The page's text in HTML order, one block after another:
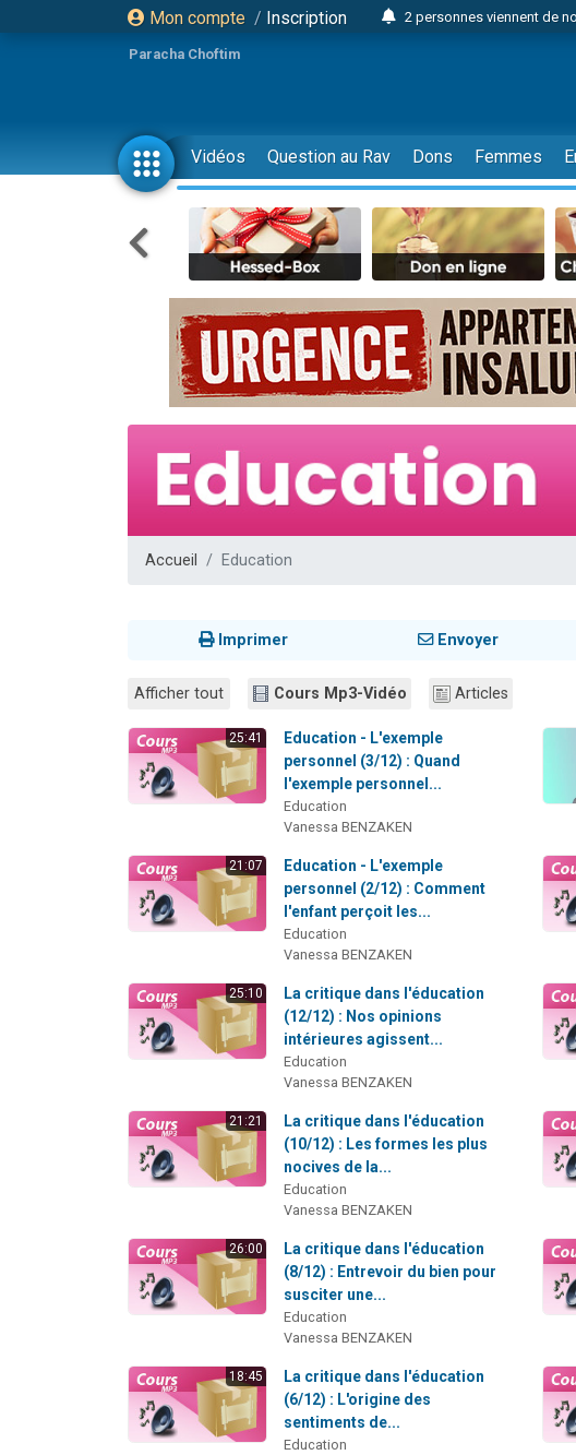
Mon compte / Inscription
2 personnes viennent de
3 personnes viennent
2 personnes viennent
3 personnes viennent de
11 personnes viennent de
3 personnes viennent
Il reste 49 places pour
2 personnes viennent de
29 personnes viennent de
Il reste 49 places pour
2 personnes viennent de
6 personnes viennent de
4 personnes viennent
2 personnes viennent
17 personnes viennent de
4 personnes viennent de
Eli vient de donner son
Paracha Choftim
Vidéos Question au Rav Dons Femmes
Accueil Education
Imprimer Envoyer
Afficher tout Cours Mp3-Vidéo Articles
25:41
Education - L'exemple
personnel (3/12) : Quand
l'exemple personnel...
Education
Vanessa BENZAKEN
21:07
Education - L'exemple
personnel (2/12) : Comment
l'enfant perçoit les...
Education
Vanessa BENZAKEN
25:10
La critique dans l'éducation
(12/12) : Nos opinions
intérieures agissent...
Education
Vanessa BENZAKEN
21:21
La critique dans l'éducation
(10/12) : Les formes les plus
nocives de la...
Education
Vanessa BENZAKEN
26:00
La critique dans l'éducation
(8/12) : Entrevoir du bien pour
susciter une...
Education
Vanessa BENZAKEN
18:45
La critique dans l'éducation
(6/12) : L'origine des
sentiments de...
Education